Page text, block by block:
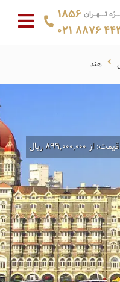
1856 تــهـران
021 8876
هند